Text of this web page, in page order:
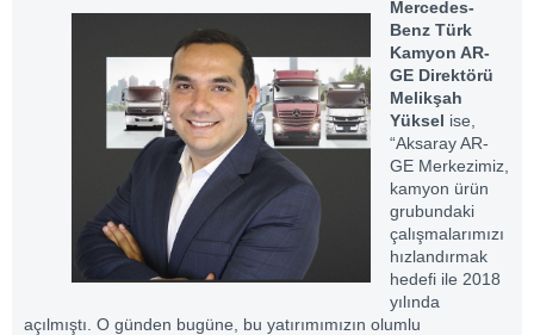
Mercedes-
Benz Türk
Kamyon AR-
GE Direktörü
Melikşah
Yüksel ise,
“Aksaray AR-
GE Merkezimiz,
kamyon ürün
grubundaki
çalışmalarımızı
hızlandırmak
hedefi ile 2018
yılında
açılmıştı. O günden bugüne, bu yatırımımızın olumlu